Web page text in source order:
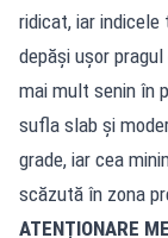
ridicat, iar
depăși ușor
mai mult senin în
sufla slab și
grade, iar cea
scăzută în zona
ATENȚIONARE